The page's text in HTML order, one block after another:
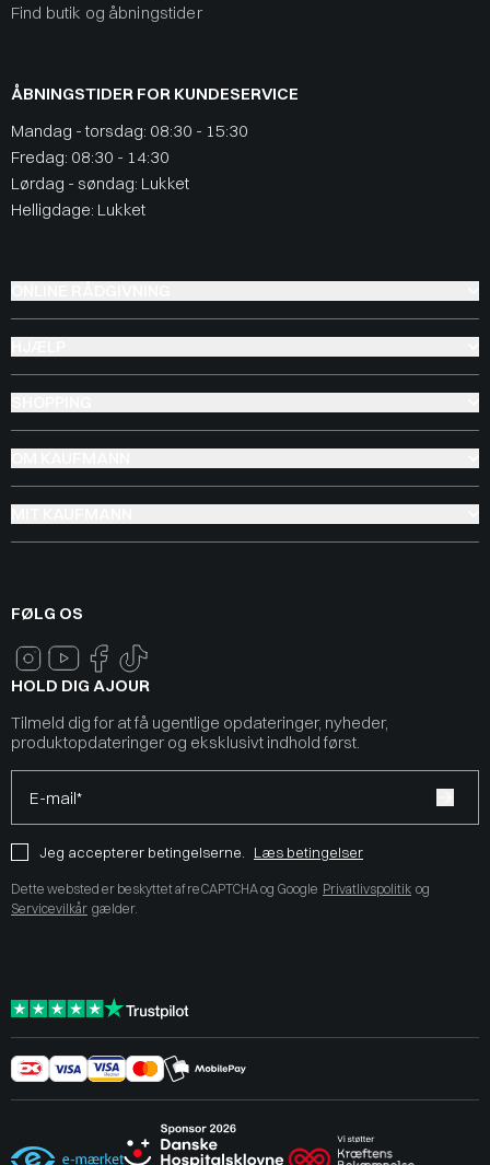
Find butik og åbningstider
ÅBNINGSTIDER FOR KUNDESERVICE
Mandag - torsdag: 08:30 - 15:30
Fredag: 08:30 - 14:30
Lørdag - søndag: Lukket
Helligdage: Lukket
FØLG OS
HOLD DIG AJOUR
Tilmeld dig for at få ugentlige opdateringer, nyheder,
produktopdateringer og eksklusivt indhold først.
E-mail*
Jeg accepterer betingelserne. Læs betingelser
Dette websted er beskyttet af reCAPTCHA og Google Privatlivspolitik og
Servicevilkår gælder.